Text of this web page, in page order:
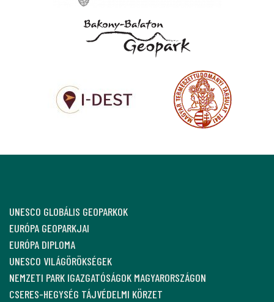
UNESCO GLOBÁLIS GEOPARKOK
EURÓPA GEOPARKJAI
EURÓPA DIPLOMA
UNESCO VILÁGÖRÖKSÉGEK
NEMZETI PARK IGAZGATÓSÁGOK MAGYARORSZÁGON
CSERES-HEGYSÉG TÁJVÉDELMI KÖRZET